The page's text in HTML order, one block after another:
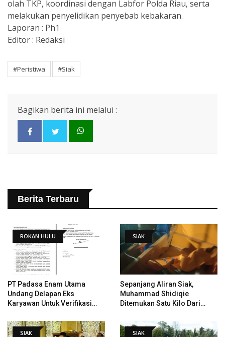
olah TKP, koordinasi dengan Labfor Polda Riau, serta
melakukan penyelidikan penyebab kebakaran.
Laporan : Ph1
Editor : Redaksi
#Peristiwa #Siak
Bagikan berita ini melalui :
Berita Terbaru
ROKAN HULU
PT Padasa Enam Utama
Undang Delapan Eks
Karyawan Untuk Verifikasi
PHI
SIAK
Sepanjang Aliran Siak,
Muhammad Shidiqie
Ditemukan Satu Kilo Dari
SIAK SIAK